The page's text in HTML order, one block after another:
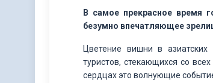
В самое прекрасное время
безумно впечатляющее
Цветение вишни в азиатских
туристов, стекающихся со
сердцах это волнующие